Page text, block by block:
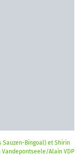
Sauzen-Bingoal) et Shirin
Vandepontseele/Alain VDP